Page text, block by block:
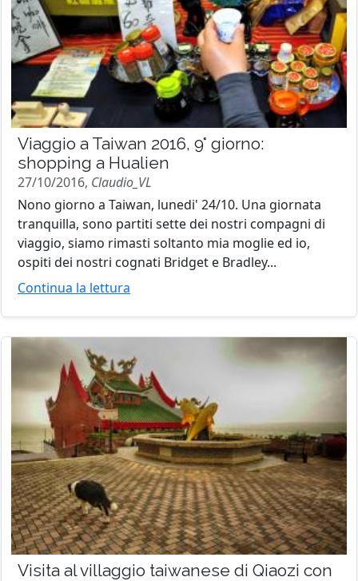
Viaggio a Taiwan 2016, 9° giorno:
shopping a Hualien
27/10/2016, Claudio_VL
Nono giorno a Taiwan, lunedi' 24/10. Una giornata
tranquilla, sono partiti sette dei nostri compagni di
viaggio, siamo rimasti soltanto mia moglie ed io,
ospiti dei nostri cognati Bridget e Bradley...
Continua la lettura
Visita al villaggio taiwanese di Qiaozi con